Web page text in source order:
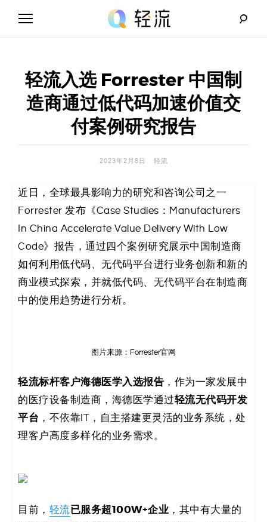
流
_
I
代
码
解
决
方
低
代
码
轻流入选 Forrester 中国制
造商通过低代码加速价值交
付案例研究报告
2023年2月8日 轻流
近日，全球最具影响力的研究和咨询公司之一
Forrester 发布《Case Studies：Manufacturers
In China Accelerate Value Delivery With Low
Code》报告，通过四个案例研究展示中国制造商
如何利用低代码、无代码平台进行业务创新和新的
商业模式探索，并就低代码、无代码平台在制造商
中的使用趋势进行分析。
图片来源：Forrester官网
轻流标杆客户海德医学入选报告 ，作为一家发展中
的医疗设备制造商，海德医学通过轻流无代码开发
平台 ，不依靠IT，自主搭建更灵活的业务系统，处
理客户高度多样化的业务需求。
目前， 轻流已服务超100W+企业 ，其中有大量的